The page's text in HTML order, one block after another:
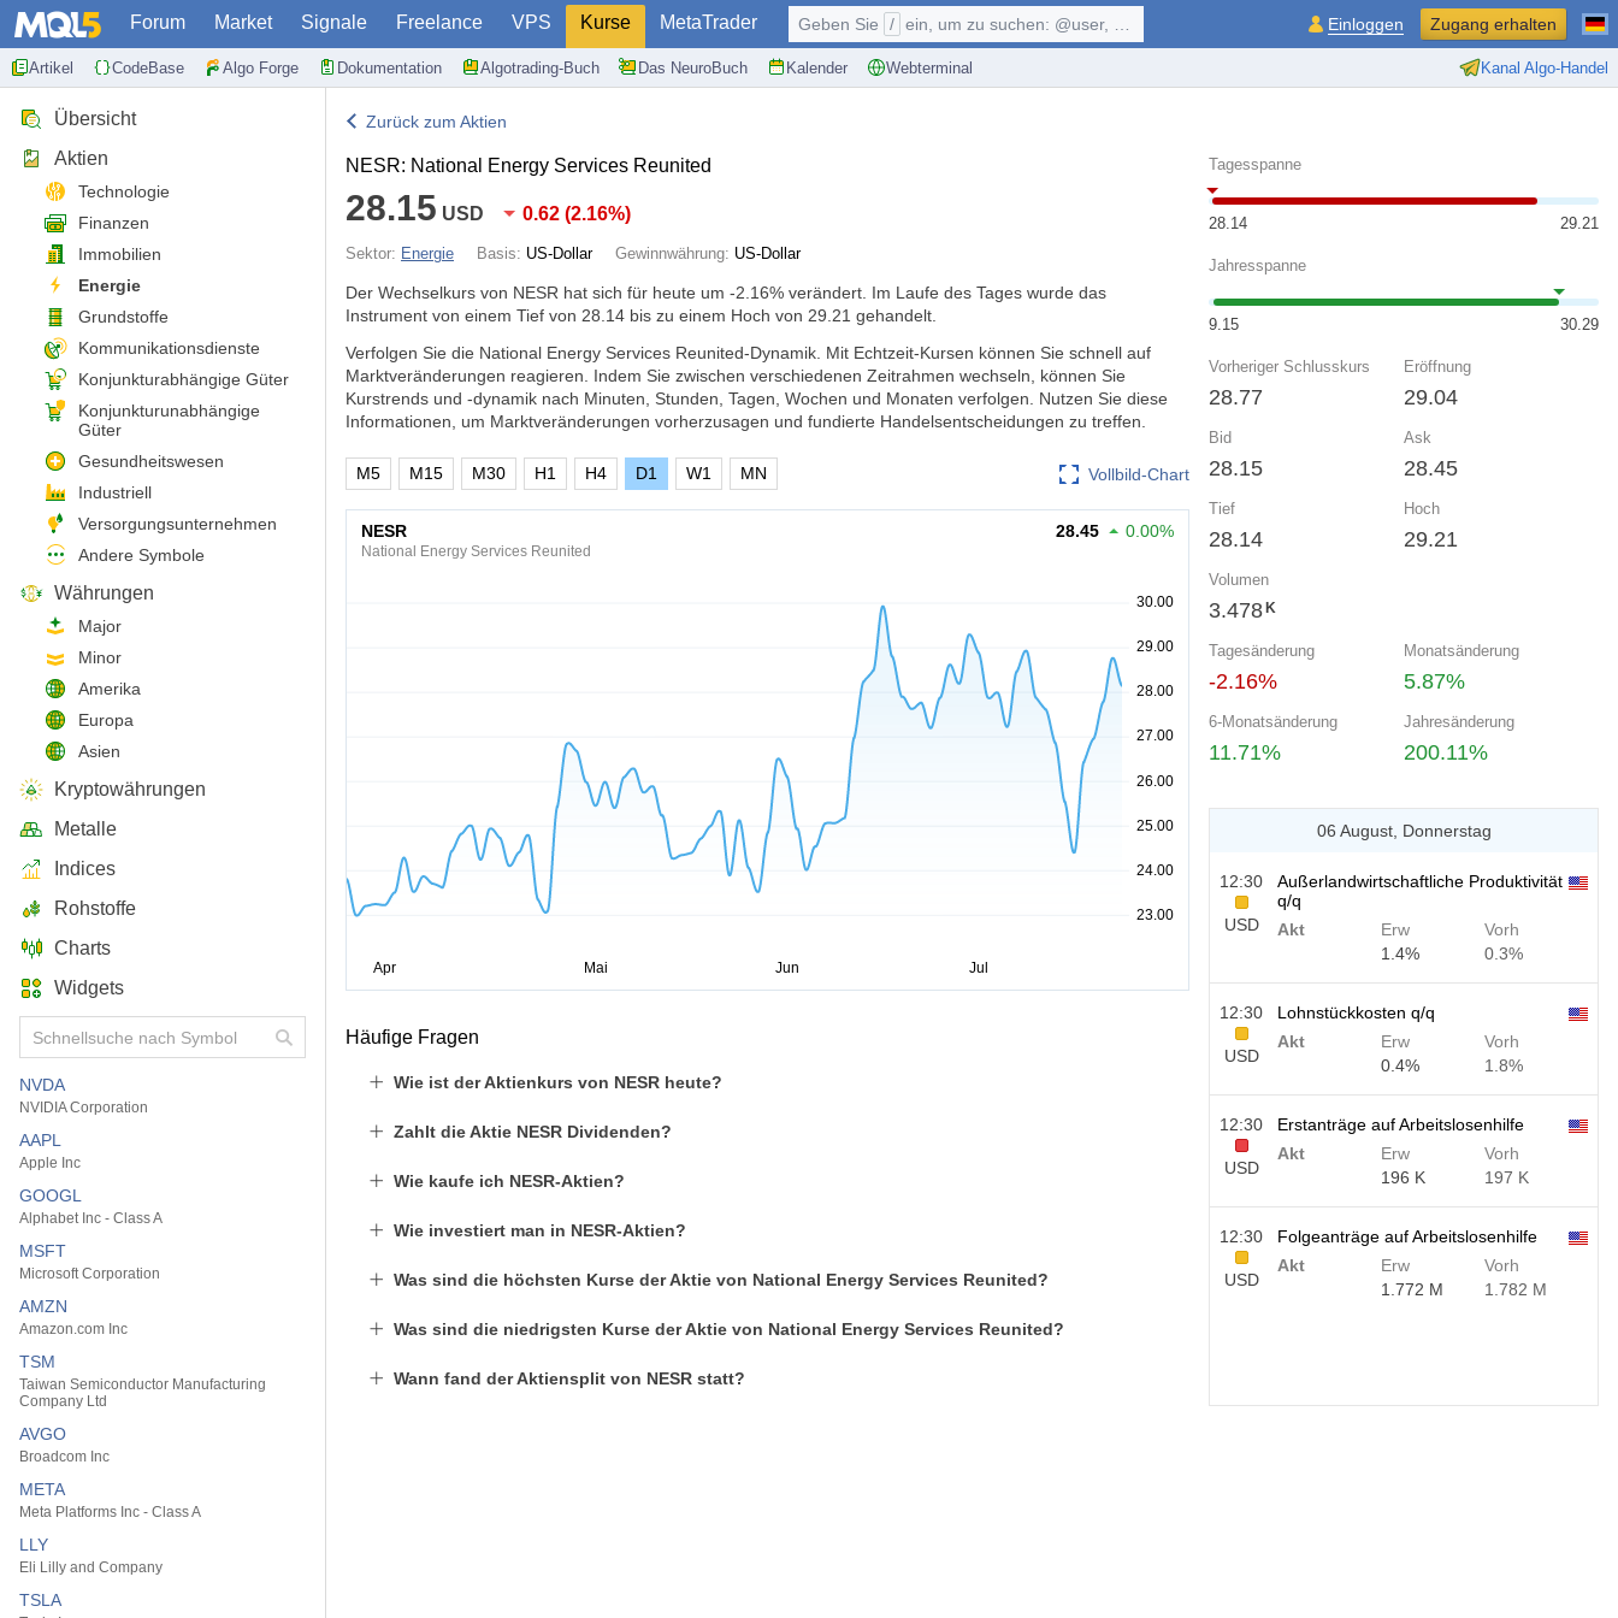
Forum Market Signale Freelance VPS Kurse MetaTrader
Artikel CodeBase Algo Forge Dokumentation Algotrading-Buch Das NeuroBuch Kalender Webterminal Kanal Algo-Handel
Geben Sie / ein, um zu suchen: @user, $symbol, ... Einloggen Zugang erhalten
Übersicht
Aktien
Technologie
Finanzen
Immobilien
Energie
Grundstoffe
Kommunikationsdienste
Konjunkturabhängige Güter
Konjunkturunabhängige
Güter
Gesundheitswesen
Industriell
Versorgungsunternehmen
Andere Symbole
Währungen
Major
Minor
Amerika
Europa
Asien
Kryptowährungen
Metalle
Indices
Rohstoffe
Charts
Widgets
NVDA
NVIDIA Corporation
AAPL
Apple Inc
GOOGL
Alphabet Inc - Class A
MSFT
Microsoft Corporation
AMZN
Amazon.com Inc
TSM
Taiwan Semiconductor Manufacturing
Company Ltd
AVGO
Broadcom Inc
META
Meta Platforms Inc - Class A
LLY
Eli Lilly and Company
TSLA
Zurück zum Aktien
NESR: National Energy Services Reunited
28.15 USD 0.62 (2.16%)
Sektor: Energie Basis: US-Dollar Gewinnwährung: US-Dollar
Der Wechselkurs von NESR hat sich für heute um -2.16% verändert. Im Laufe des Tages wurde das
Instrument von einem Tief von 28.14 bis zu einem Hoch von 29.21 gehandelt.
Verfolgen Sie die National Energy Services Reunited-Dynamik. Mit Echtzeit-Kursen können Sie schnell auf
Marktveränderungen reagieren. Indem Sie zwischen verschiedenen Zeitrahmen wechseln, können Sie
Kurstrends und -dynamik nach Minuten, Stunden, Tagen, Wochen und Monaten verfolgen. Nutzen Sie diese
Informationen, um Marktveränderungen vorherzusagen und fundierte Handelsentscheidungen zu treffen.
Vollbild-Chart
M5 M15 M30 H1 H4 D1 W1 MN
NESR
National Energy Services Reunited
28.45 0.00%
Häufige Fragen
Wie ist der Aktienkurs von NESR heute?
Zahlt die Aktie NESR Dividenden?
Wie kaufe ich NESR-Aktien?
Wie investiert man in NESR-Aktien?
Was sind die höchsten Kurse der Aktie von National Energy Services Reunited?
Was sind die niedrigsten Kurse der Aktie von National Energy Services Reunited?
Wann fand der Aktiensplit von NESR statt?
Tagesspanne
28.14 29.21
Jahresspanne
9.15 30.29
Vorheriger Schlusskurs
28.77
Eröffnung
29.04
Bid
28.15
Ask
28.45
Tief
28.14
Hoch
29.21
Volumen
3.478 K
Tagesänderung
-2.16%
Monatsänderung
5.87%
6-Monatsänderung
11.71%
Jahresänderung
200.11%
06 August, Donnerstag
12:30
USD
Außerlandwirtschaftliche Produktivität
q/q
Akt
Erw
1.4%
Vorh
0.3%
12:30
USD
Lohnstückkosten q/q
Akt
Erw
0.4%
Vorh
1.8%
12:30
USD
Erstanträge auf Arbeitslosenhilfe
Akt
Erw
196 K
Vorh
197 K
12:30
USD
Folgeanträge auf Arbeitslosenhilfe
Akt
Erw
1.772 M
Vorh
1.782 M